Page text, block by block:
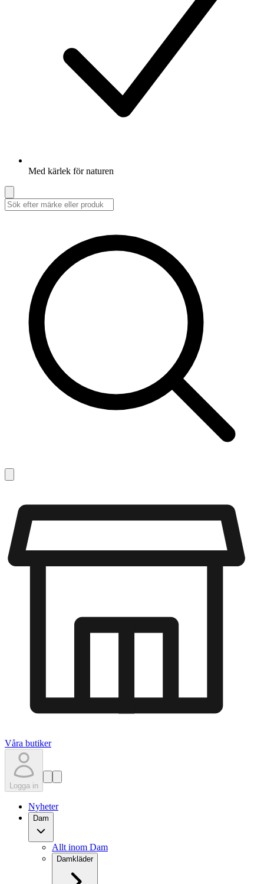
Med kärlek för naturen
Våra butiker
Logga in
Nyheter
Dam
Allt inom Dam
Damkläder